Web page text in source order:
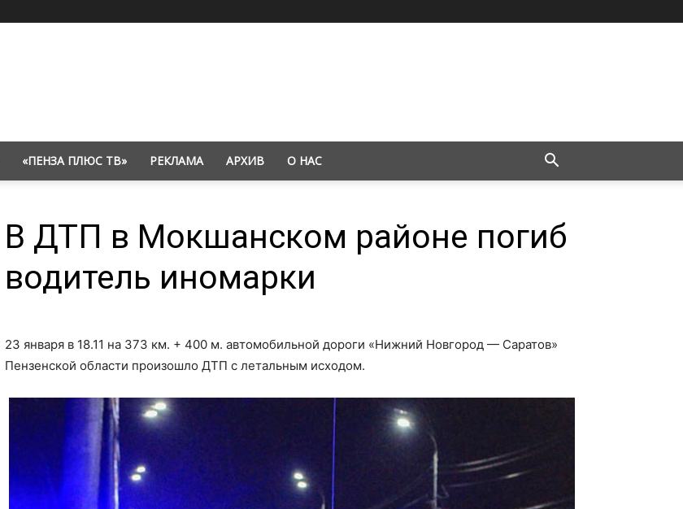
«ПЕНЗА ПЛЮС ТВ» РЕКЛАМА АРХИВ О НАС
В ДТП в Мокшанском районе погиб
водитель иномарки
23 января в 18.11 на 373 км. + 400 м. автомобильной дороги «Нижний Новгород — Саратов»
Пензенской области произошло ДТП с летальным исходом.